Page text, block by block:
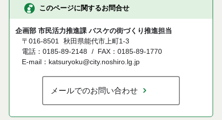
このページに関するお問合せ
企画部 市民活力推進課 バスケの街づくり推進担当
〒016-8501
秋田県能代市上町1-3
電話：0185-89-2148
FAX：0185-89-1770
E-mail：katsuryoku@city.noshiro.lg.jp
メールでのお問い合わせ